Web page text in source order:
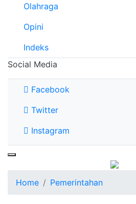
Olahraga
Opini
Indeks
Social Media
Facebook
Twitter
Instagram
Home Pemerintahan